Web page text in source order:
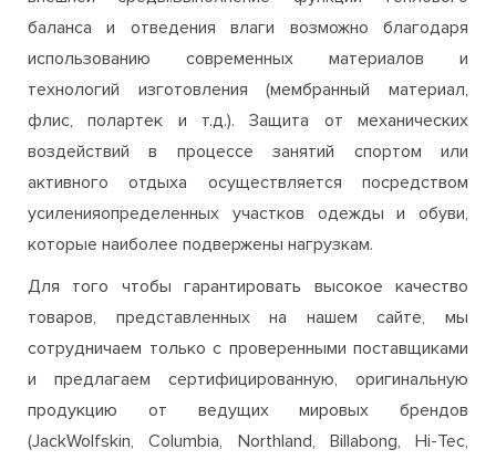
баланса и отведения влаги возможно благодаря
использованию современных материалов и
технологий изготовления (мембранный материал,
флис, полартек и т.д.). Защита от механических
воздействий в процессе занятий спортом или
активного отдыха осуществляется посредством
усиленияопределенных участков одежды и обуви,
которые наиболее подвержены нагрузкам.
Для того чтобы гарантировать высокое качество
товаров, представленных на нашем сайте, мы
сотрудничаем только с проверенными поставщиками
и предлагаем сертифицированную, оригинальную
продукцию от ведущих мировых брендов
(JackWolfskin, Columbia, Northland, Billabong, Hi-Tec,